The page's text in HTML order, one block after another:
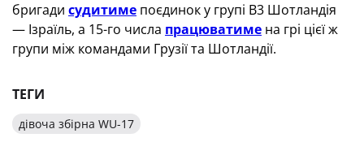
бригади судитиме поєдинок у групі В3 Шотландія
— Ізраїль, а 15-го числа працюватиме на грі цієї ж
групи між командами Грузії та Шотландії.
ТЕГИ
дівоча збірна WU-17